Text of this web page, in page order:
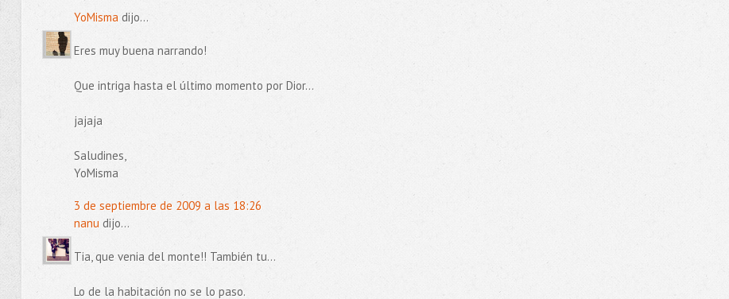
YoMismadijo...
Eres muy buena narrando!
Que intriga hasta el último momento por Dior...
jajaja
Saludines,
YoMisma
3 de septiembre de 2009 a las 18:26
nanu dijo...
Tia, que venia del monte!! También tu...
Lo de la habitación no se lo paso.